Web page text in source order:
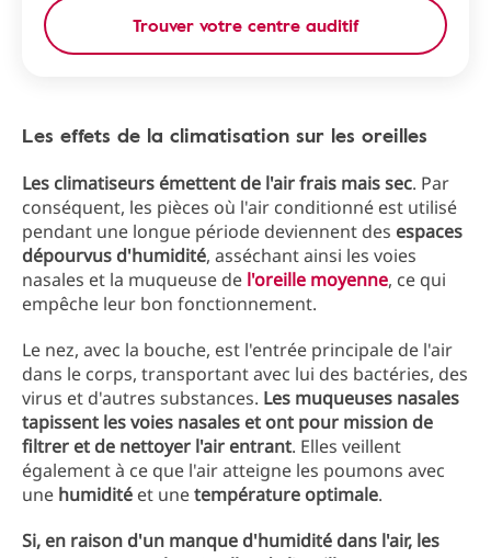
Trouver votre centre auditif
Les effets de la climatisation sur les oreilles
Les climatiseurs émettent de l'air frais mais sec. Par
conséquent, les pièces où l'air conditionné est utilisé
pendant une longue période deviennent des espaces
dépourvus d'humidité, asséchant ainsi les voies
nasales et la muqueuse de l'oreille moyenne, ce qui
empêche leur bon fonctionnement.
Le nez, avec la bouche, est l'entrée principale de l'air
dans le corps, transportant avec lui des bactéries, des
virus et d'autres substances. Les muqueuses nasales
tapissent les voies nasales et ont pour mission de
filtrer et de nettoyer l'air entrant. Elles veillent
également à ce que l'air atteigne les poumons avec
une humidité et unetempérature optimale.
Si, en raison d'un manque d'humidité dans l'air, les